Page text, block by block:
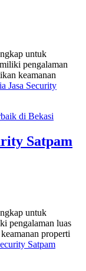
untuk
pengalaman
keamanan
Jasa Security
Satpam
untuk
pengalaman luas
properti
Satpam